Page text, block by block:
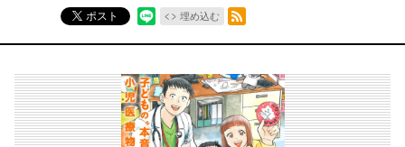
ポスト 埋め込む
RSSフィード